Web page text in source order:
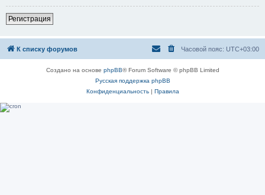
Регистрация
К списку форумов Часовой пояс: UTC+03:00
Создано на основе phpBB® Forum Software © phpBB Limited
Русская поддержка phpBB
Конфиденциальность| Правила